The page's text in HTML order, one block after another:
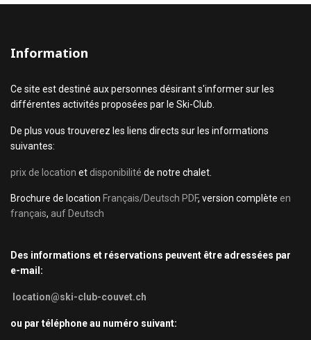
Information
Ce site est destiné aux personnes désirant s'informer sur les
différentes activités proposées par le Ski-Club.
De plus vous trouverez les liens directs sur les informations
suivantes:
prix de location et disponibilité de notre chalet.
Brochure de location Français/Deutsch PDF, version complète en
français, auf Deutsch
Des informations et réservations peuvent être adressées par
e-mail:
location@ski-club-couvet.ch
ou par téléphone au numéro suivant: